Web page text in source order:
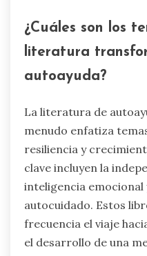
¿Cuáles son los
literatura
autoayuda?
La literatura de
menudo enfatiza
resiliencia y
clave incluyen la
inteligencia
autocuidado. Estos
frecuencia el viaje
el desarrollo de una